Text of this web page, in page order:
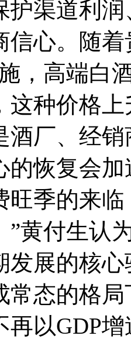
护渠道利
信心。随
，高端白
这种价格
酒厂、经
的恢复会
旺季的来
”黄付生认
发展的核
常态的格
再以GDP